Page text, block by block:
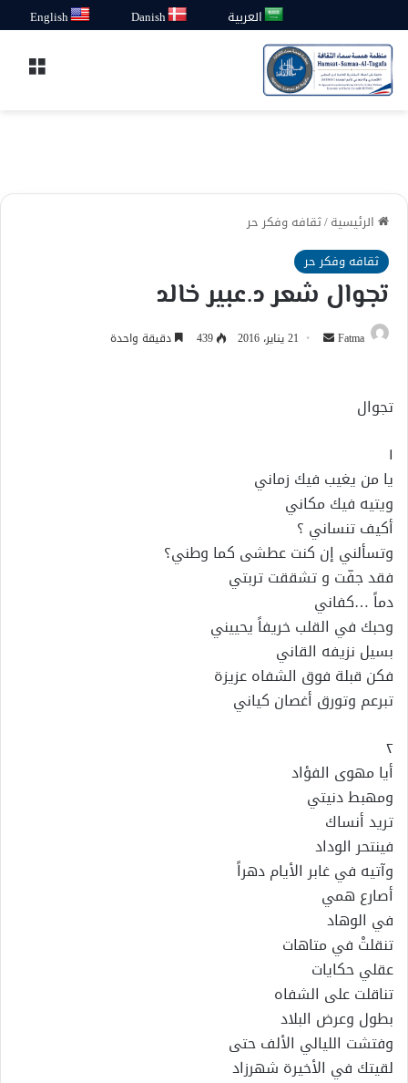
العربية Danish
English
الرئيسية/ثقافه وفكر حر
ثقافه وفكر حر
تجوال شعر د.عبير خالد
Fatma
أرسل 21 يناير، 2016 439 دقيقة واحدة
تجوال
١
يا من يغيب فيك زماني
ويتيه فيك مكاني
أكيف تنساني ؟
وتسألني إن كنت عطشى كما وطني؟
فقد جفّت و تشققت تربتي
دماً …كفاني
وحبك في القلب خريفاً يحييني
بسيل نزيفه القاني
فكن قبلة فوق الشفاه عزيزة
تبرعم وتورق أغصان كياني
٢
أيا مهوى الفؤاد
ومهبط دنيتي
تريد أنساك
فينتحر الوداد
وآتيه في غابر الأيام دهراً
أصارع همي
في الوهاد
تنقلتْ في متاهات
عقلي حكايات
تناقلت على الشفاه
بطول وعرض البلاد
وفتشت الليالي الألف حتى
لقيتك في الأخيرة شهرزاد